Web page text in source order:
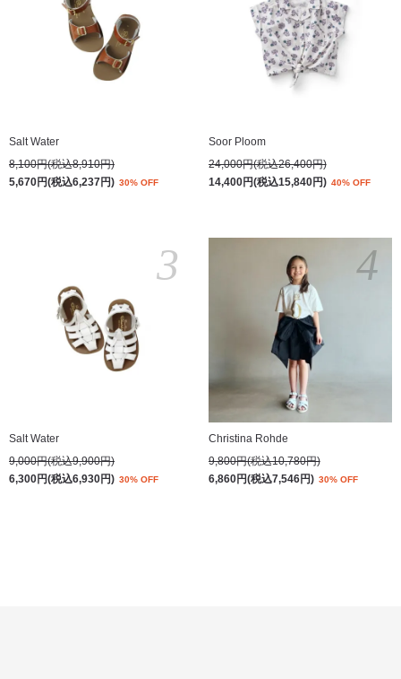
Salt Water
8,100円(税込8,910円)
5,670円(税込6,237円) 30% OFF
Soor Ploom
24,000円(税込26,400円)
14,400円(税込15,840円) 40% OFF
Salt Water
9,000円(税込9,900円)
6,300円(税込6,930円) 30% OFF
3
Christina Rohde
9,800円(税込10,780円)
6,860円(税込7,546円) 30% OFF
4